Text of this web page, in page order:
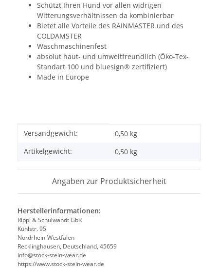
Schützt Ihren Hund vor allen widrigen
Witterungsverhältnissen da kombinierbar
Bietet alle Vorteile des RAINMASTER und des
COLDAMSTER
Waschmaschinenfest
absolut haut- und umweltfreundlich (Öko-Tex-
Standart 100 und bluesign® zertifiziert)
Made in Europe
Produkteigenschaft
Wert
Versandgewicht:
0,50 kg
Artikelgewicht:
0,50 kg
Angaben zur Produktsicherheit
Herstellerinformationen:
Rippl & Schulwandt GbR
Kühlstr. 95
Nordrhein-Westfalen
Recklinghausen, Deutschland, 45659
info@stock-stein-wear.de
https://www.stock-stein-wear.de